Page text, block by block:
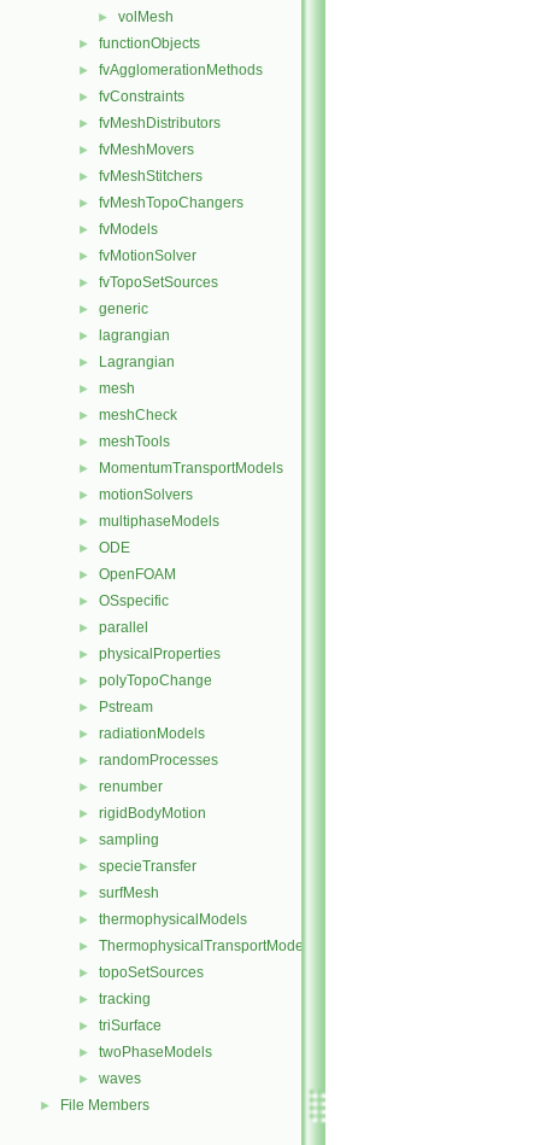
► volMesh
► functionObjects
► fvAgglomerationMethods
► fvConstraints
► fvMeshDistributors
► fvMeshMovers
► fvMeshStitchers
► fvMeshTopoChangers
► fvModels
► fvMotionSolver
► fvTopoSetSources
► generic
► lagrangian
► Lagrangian
► mesh
► meshCheck
► meshTools
► MomentumTransportModels
► motionSolvers
► multiphaseModels
► ODE
► OpenFOAM
► OSspecific
► parallel
► physicalProperties
► polyTopoChange
► Pstream
► radiationModels
► randomProcesses
► renumber
► rigidBodyMotion
► sampling
► specieTransfer
► surfMesh
► thermophysicalModels
► ThermophysicalTransportModels
► topoSetSources
► tracking
► triSurface
► twoPhaseModels
► waves
► File Members